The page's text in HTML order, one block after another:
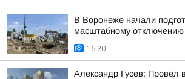
В Воронеже начали
масштабному
16:30
Александр Гусев: Провёл